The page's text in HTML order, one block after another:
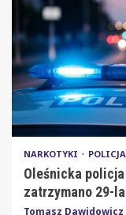
NARKOTYKI POLICJA
Oleśnicka
zatrzymano 29-
Tomasz Dawidowicz